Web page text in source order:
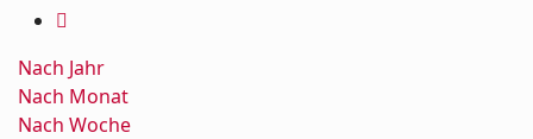
Nach Jahr
Nach Monat
Nach Woche